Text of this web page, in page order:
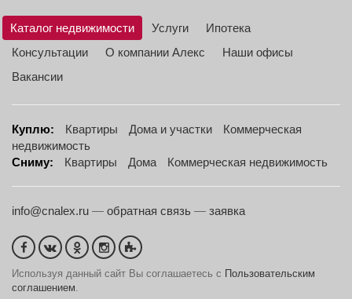
Каталог недвижимости Услуги
Ипотека
Консультации
О компании Алекс
Наши офисы
Вакансии
Куплю: Квартиры Дома и участки
Коммерческая
недвижимость
Сниму:
Квартиры Дома Коммерческая недвижимость
info@cnalex.ru — обратная связь — заявка
Используя данный сайт Вы соглашаетесь с Пользовательским
соглашением.